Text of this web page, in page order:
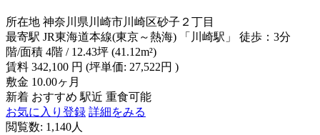
所在地 神奈川県川崎市川崎区砂子２丁目
最寄駅 JR東海道本線(東京～熱海) 「川崎駅」 徒歩：3分
階/面積 4階 / 12.43坪 (41.12m²)
賃料 342,100 円 (坪単価: 27,522円 )
敷金 10.00ヶ月
新着 おすすめ 駅近 重食可能
お気に入り登録 詳細をみる
閲覧数: 1,140人